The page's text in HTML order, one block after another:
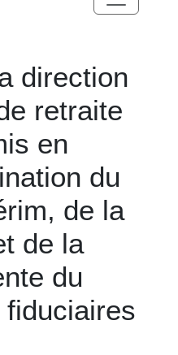
direction
retraite
en
du
de la
de la
du